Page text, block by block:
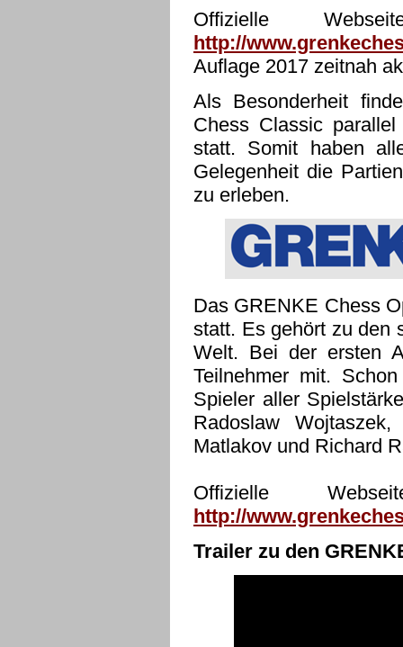
Offizielle
http://
Auflage 2017 zeitnah
Als Besonderheit
Chess Classic
statt. Somit haben
Gelegenheit die
zu erleben.
Das GRENKE Chess
statt. Es gehört zu den
Welt. Bei der ersten
Teilnehmer mit.
Spieler aller
Radoslaw
Matlakov und Richard
Offizielle
http://
Trailer zu den